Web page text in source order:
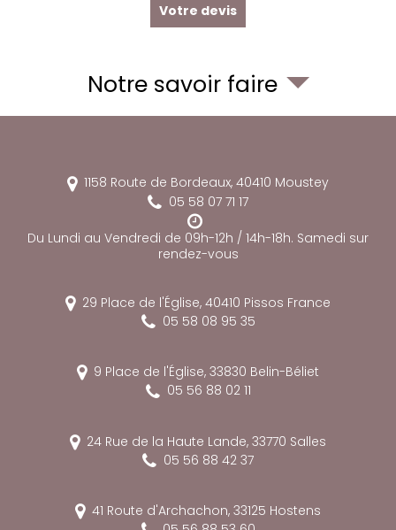
Votre devis
Notre savoir faire
1158 Route de Bordeaux, 40410 Moustey
05 58 07 71 17
Du Lundi au Vendredi de 09h-12h / 14h-18h. Samedi sur
rendez-vous
29 Place de l'Église, 40410 Pissos France
05 58 08 95 35
9 Place de l'Église, 33830 Belin-Béliet
05 56 88 02 11
24 Rue de la Haute Lande, 33770 Salles
05 56 88 42 37
41 Route d'Archachon, 33125 Hostens